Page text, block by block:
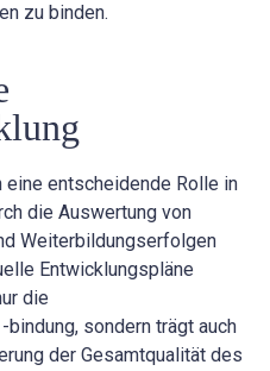
zu binden.
entscheidende Rolle in
die Auswertung von
Weiterbildungserfolgen
Entwicklungspläne
die
sondern trägt auch
der Gesamtqualität des